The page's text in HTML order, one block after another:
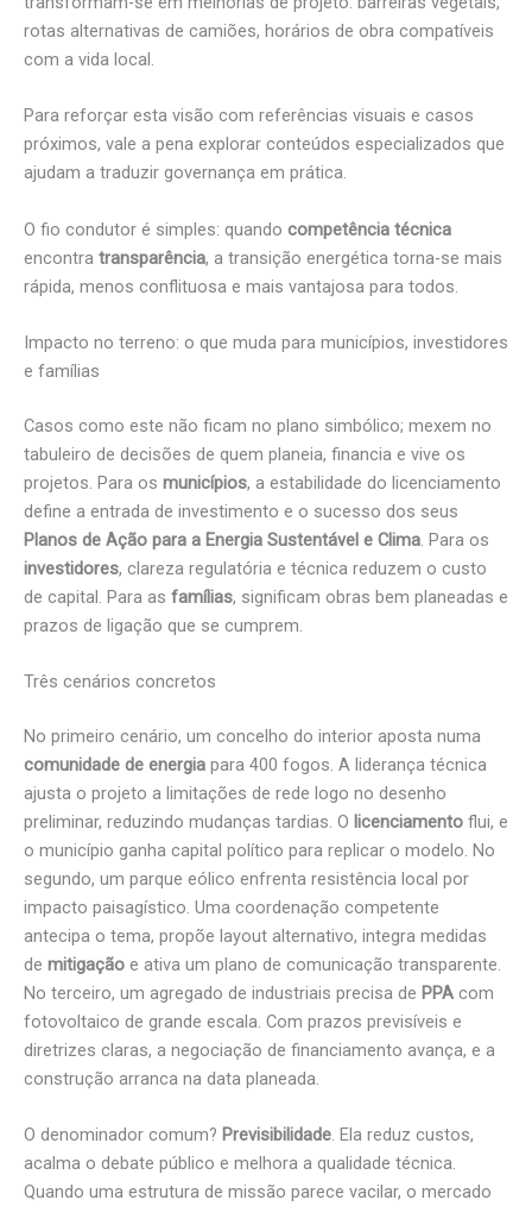
rotas alternativas de camiões, horários de obra compatíveis
com a vida local.
Para reforçar esta visão com referências visuais e casos
próximos, vale a pena explorar conteúdos especializados que
ajudam a traduzir governança em prática.
O fio condutor é simples: quando competência técnica
encontra transparência, a transição energética torna-se mais
rápida, menos conflituosa e mais vantajosa para todos.
Impacto no terreno: o que muda para municípios, investidores
e famílias
Casos como este não ficam no plano simbólico; mexem no
tabuleiro de decisões de quem planeia, financia e vive os
projetos. Para os municípios, a estabilidade do licenciamento
define a entrada de investimento e o sucesso dos seus
Planos de Ação para a Energia Sustentável e Clima. Para os
investidores, clareza regulatória e técnica reduzem o custo
de capital. Para as famílias, significam obras bem planeadas e
prazos de ligação que se cumprem.
Três cenários concretos
No primeiro cenário, um concelho do interior aposta numa
comunidade de energia para 400 fogos. A liderança técnica
ajusta o projeto a limitações de rede logo no desenho
preliminar, reduzindo mudanças tardias. O licenciamento flui, e
o município ganha capital político para replicar o modelo. No
segundo, um parque eólico enfrenta resistência local por
impacto paisagístico. Uma coordenação competente
antecipa o tema, propõe layout alternativo, integra medidas
de mitigação e ativa um plano de comunicação transparente.
No terceiro, um agregado de industriais precisa de PPA com
fotovoltaico de grande escala. Com prazos previsíveis e
diretrizes claras, a negociação de financiamento avança, e a
construção arranca na data planeada.
O denominador comum? Previsibilidade. Ela reduz custos,
acalma o debate público e melhora a qualidade técnica.
Quando uma estrutura de missão parece vacilar, o mercado